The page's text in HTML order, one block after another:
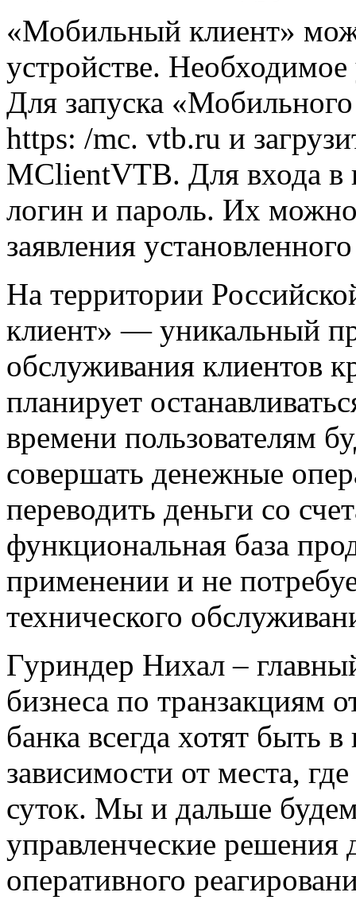
«Мобильный клиент»
устройстве.
Для запуска
https: /mc. vtb.ru и
MClientVTB. Для входа в
логин и пароль. Их
заявления
На территории
клиент» — уникальный
обслуживания клиентов
планирует
времени пользователям
совершать денежные
переводить деньги со
функциональная база
применении и не
технического
Гуриндер Нихал –
бизнеса по транзакциям
банка всегда хотят быть
зависимости от места,
суток. Мы и дальше
управленческие решения
оперативного